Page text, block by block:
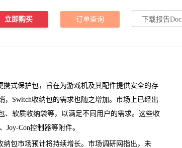
立即购买 订单查询 下载报告Doc
式保护包，旨在为游戏机及其配件提供安全的存
Switch收纳包的需求也随之增加。市场上已经出
、软质收纳袋等，以满足不同用户的需求。这些收
、Joy-Con控制器等附件。
包市场预计将持续增长。 市场调研网 指出，未